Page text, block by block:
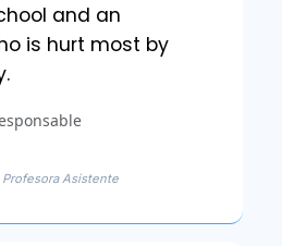
and an
is hurt most by
Profesora Asistente